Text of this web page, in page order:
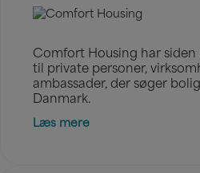
Comfort Housing har siden
til private personer,
ambassader, der søger
Danmark.
Læs mere